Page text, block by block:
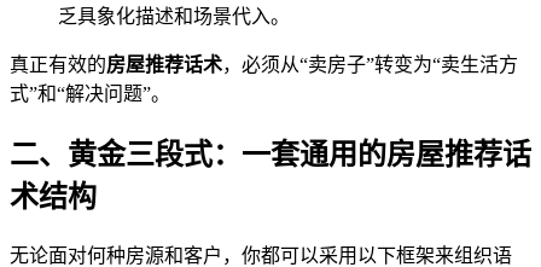
乏具象化描述和场景代入。
真正有效的房屋推荐话术，必须从“卖房子”转变为“卖生活方
式”和“解决问题”。
二、黄金三段式：一套通用的房屋推荐话
术结构
无论面对何种房源和客户，你都可以采用以下框架来组织语